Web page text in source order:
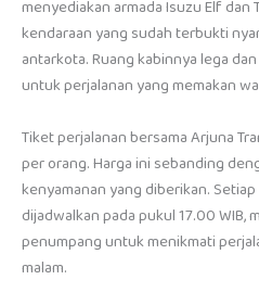
menyediakan armada Isuzu Elf dan
kendaraan yang sudah terbukti
antarkota. Ruang kabinnya lega
untuk perjalanan yang memakan
Tiket perjalanan bersama Arjuna
per orang. Harga ini sebanding
kenyamanan yang diberikan.
dijadwalkan pada pukul 17.00 WIB,
penumpang untuk menikmati
malam.